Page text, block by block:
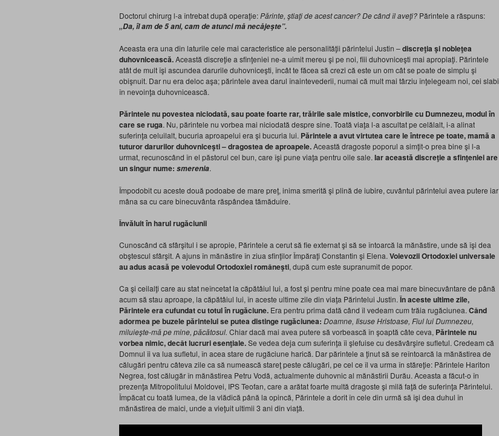
Doctorul chirurg l-a întrebat după operaţie:Părinte, ştiaţi de acest cancer? De când îl aveţi? Părintele a răspuns:
„Da, îl am de 5 ani, cam de atunci mă necăjeşte”.
Aceasta era una din laturile cele mai caracteristice ale personalităţii părintelui Justin –discreţia şi nobleţea
duhovnicească.Această discreţie a sfinţeniei ne-a uimit mereu şi pe noi, fiii duhovniceşti mai apropiaţi. Părintele
atât de mult îşi ascundea darurile duhovniceşti, încât te făcea să crezi că este un om cât se poate de simplu şi
obişnuit. Dar nu era deloc aşa; părintele avea darul înaintevederii, numai că mult mai târziu înţelegeam noi, cei slabi
în nevoinţa duhovnicească.
Părintele nu povestea niciodată, saupoate foarterar, trăirile sale mistice, convorbirile cu Dumnezeu, modul în
care se ruga. Nu, părintele nu vorbea mai niciodată despre sine. Toată viaţa l-a ascultat pe celălalt, i-a alinat
suferinţa celuilalt, bucuria aproapelui era şi bucuria lui. Părintele a avut virtutea care le întrece pe toate, mamă a
tuturordarurilor duhovniceşti – dragostea de aproapele.Această dragoste poporul a simţit-o prea bine şi l-a
urmat, recunoscând în el păstorul cel bun, care îşi pune viaţa pentru oile sale. Iar această discreţie a sfinţeniei are
un singur nume: smerenia.
Împodobit cu aceste două podoabe de mare preţ, inima smerită şi plină de iubire, cuvântul părintelui avea putere iar
mâna sa cu care binecuvânta răspândea tămăduire.
Învăluit în harul rugăciunii
Cunoscând că sfârşitul i se apropie, Părintele a cerut să fie externat şi să se întoarcă la mănăstire, unde să îşi dea
obştescul sfârşit. A ajuns în mănăstire în ziua sfinţilor Împăraţi Constantin şi Elena. Voievozii Ortodoxiei universale
au adus acasă pe voievodul Ortodoxiei româneşti, după cum este supranumit de popor.
Ca şi ceilalţi care au stat neîncetat la căpătâiul lui, a fost şi pentru mine poate cea mai mare binecuvântare de până
acum să stau aproape, la căpătâiul lui, în aceste ultime zile din viaţa Părintelui Justin. În aceste ultime zile,
Părintele era cufundat cu totul în rugăciune. Era pentru prima dată când îl vedeam cum trăia rugăciunea. Când
adormea pe buzele părintelui se putea distinge rugăciunea: Doamne, Iisuse Hristoase, Fiul lui Dumnezeu,
miluieşte-mă pe mine, păcătosul. Chiar dacă mai avea putere să vorbească în şoaptă câte ceva, Părintele nu
vorbea nimic, decât lucruri esenţiale.Se vedea deja cum suferinţa îi şlefuise cu desăvârşire sufletul. Credeam că
Domnul îi va lua sufletul, în acea stare de rugăciune harică. Dar părintele a ţinut să se reîntoarcă la mănăstirea de
călugări pentru câteva zile ca să numească stareţ peste călugări, pe cel ce îl va urma în stăreţie: Părintele Hariton
Negrea, fost călugăr în mănăstirea Petru Vodă, actualmente duhovnic al mănăstirii Durău. Aceasta a făcut-o în
prezenţa Mitropolitului Moldovei, IPS Teofan, care a arătat foarte multă dragoste şi milă faţă de suferinţa Părintelui.
Împăcat cu toată lumea, de la vlădică până la opincă, Părintele a dorit în cele din urmă să îşi dea duhul în
mănăstirea de maici, unde a vieţuit ultimii 3 ani din viaţă.